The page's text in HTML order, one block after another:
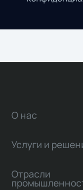
О нас
Услуги и
Отрасли